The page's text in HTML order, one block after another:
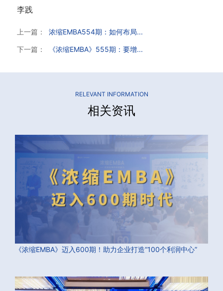
李践
上一篇： 浓缩EMBA554期：如何布局...
下一篇： 《浓缩EMBA》555期：要增...
RELEVANT INFORMATION
相关资讯
《浓缩EMBA》迈入600期！助力企业打造“100个利润中心”